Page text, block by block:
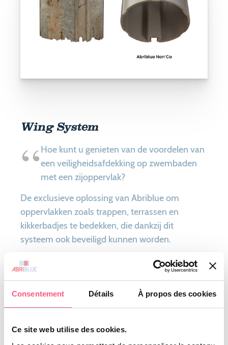
Consentement Détails À propos des cookies
Ce site web utilise des cookies.
Wing System
Hoe kunt u genieten van de voordelen van
een veiligheidsafdekking op zwembaden
met een zijoppervlak?
De exclusieve oplossing van Abriblue om
oppervlakken zoals trappen, terrassen en
kikkerbadjes te bedekken, die dankzij dit
systeem ook beveiligd kunnen worden.
Het te bedekken zijoppervlak kan rechthoekig,
romaans, onregelmatig of trapeziumvormig zijn.
Dit systeem is beschikbaar voor pvc-lamellen
afzonderlijk van het lamellendek bewegen. Het